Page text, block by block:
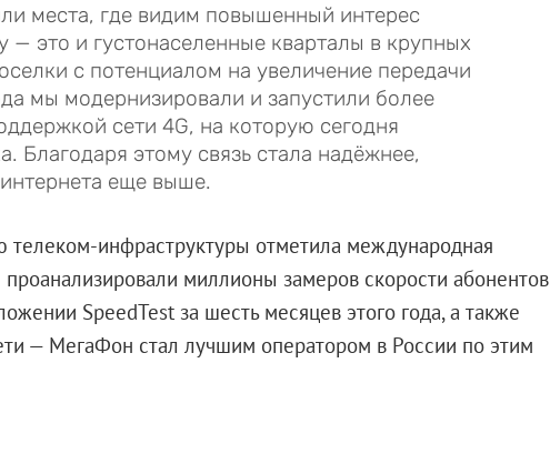
места, где видим повышенный интерес
— это и густонаселенные кварталы в крупных
с потенциалом на увеличение передачи
мы модернизировали и запустили более
сети 4G, на которую сегодня
Благодаря этому связь стала надёжнее,
еще выше.
телеком-инфраструктуры отметила международная
миллионы замеров скорости абонентов
SpeedTest за шесть месяцев этого года, а также
— МегаФон стал лучшим оператором в России по этим